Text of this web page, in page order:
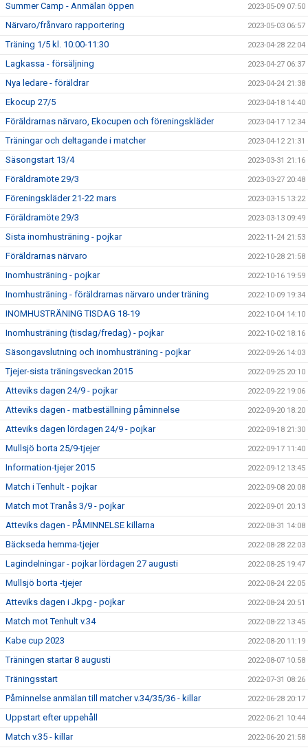
Summer Camp - Anmälan öppen 2023-05-09 07:50
Närvaro/frånvaro rapportering 2023-05-03 06:57
Träning 1/5 kl. 10:00-11:30 2023-04-28 22:04
Lagkassa - försäljning 2023-04-27 06:37
Nya ledare - föräldrar 2023-04-24 21:38
Ekocup 27/5 2023-04-18 14:40
Föräldrarnas närvaro, Ekocupen och föreningskläder 2023-04-17 12:34
Träningar och deltagande i matcher 2023-04-12 21:31
Säsongstart 13/4 2023-03-31 21:16
Föräldramöte 29/3 2023-03-27 20:48
Föreningskläder 21-22 mars 2023-03-15 13:22
Föräldramöte 29/3 2023-03-13 09:49
Sista inomhusträning - pojkar 2022-11-24 21:53
Föräldrarnas närvaro 2022-10-28 21:58
Inomhusträning - pojkar 2022-10-16 19:59
Inomhusträning - föräldrarnas närvaro under träning 2022-10-09 19:34
INOMHUSTRÄNING TISDAG 18-19 2022-10-04 14:10
Inomhusträning (tisdag/fredag) - pojkar 2022-10-02 18:16
Säsongavslutning och inomhusträning - pojkar 2022-09-26 14:03
Tjejer-sista träningsveckan 2015 2022-09-25 20:10
Atteviks dagen 24/9 - pojkar 2022-09-22 19:06
Atteviks dagen - matbeställning påminnelse 2022-09-20 18:20
Atteviks dagen lördagen 24/9 - pojkar 2022-09-18 21:30
Mullsjö borta 25/9-tjejer 2022-09-17 11:40
Information-tjejer 2015 2022-09-12 13:45
Match i Tenhult - pojkar 2022-09-08 20:08
Match mot Tranås 3/9 - pojkar 2022-09-01 20:13
Atteviks dagen - PÅMINNELSE killarna 2022-08-31 14:08
Bäckseda hemma-tjejer 2022-08-28 22:03
Lagindelningar - pojkar lördagen 27 augusti 2022-08-25 19:47
Mullsjö borta -tjejer 2022-08-24 22:05
Atteviks dagen i Jkpg - pojkar 2022-08-24 20:51
Match mot Tenhult v.34 2022-08-22 13:45
Kabe cup 2023 2022-08-20 11:19
Träningen startar 8 augusti 2022-08-07 10:58
Träningsstart 2022-07-31 08:26
Påminnelse anmälan till matcher v.34/35/36 - killar 2022-06-28 20:17
Uppstart efter uppehåll 2022-06-21 10:44
Match v.35 - killar 2022-06-20 21:58